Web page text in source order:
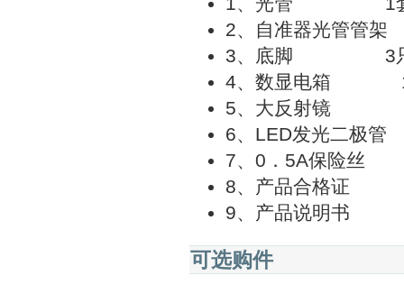
2、自准器光管管
3、底脚 3
4、数显电箱
5、大反射
6、LED发光二极
7、0．5A保险
8、产品合格证
9、产品说明书
可选购件